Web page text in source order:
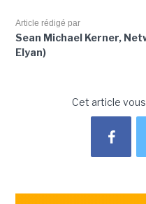
Article rédigé par
Sean Michael Kerner,
Elyan)
Cet article vous